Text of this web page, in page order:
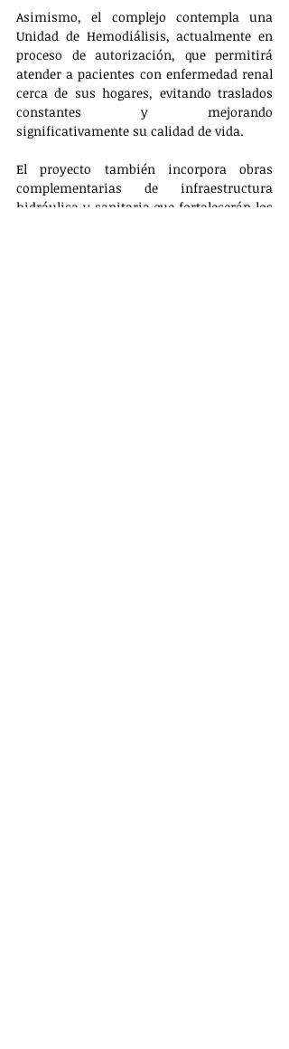
Asimismo, el complejo contempla una
Unidad de Hemodiálisis, actualmente en
proceso de autorización, que permitirá
atender a pacientes con enfermedad renal
cerca de sus hogares, evitando traslados
constantes y mejorando
significativamente su calidad de vida.
El proyecto también incorpora obras
complementarias de infraestructura
hidráulica y sanitaria que fortalecerán los